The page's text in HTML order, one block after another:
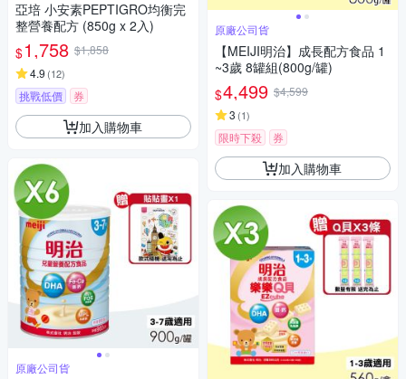
亞培 小安素PEPTIGRO均衡完
整營養配方 (850g x 2入)
$1,758 $1,858
4.9 (12)
挑戰低價 券
加入購物車
原廠公司貨
原廠公司貨
【MEIJI明治】成長配方食品 1
~3歲 8罐組(800g/罐)
$4,499 $4,599
3 (1)
限時下殺 券
加入購物車